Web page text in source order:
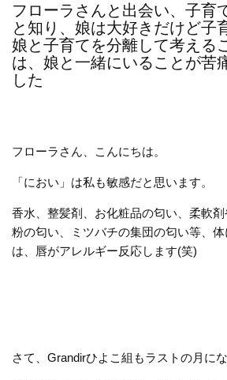
フローラさんと出会い、子育
と知り、娘は大好きだけど子
娘と子育てを分離して考える
は、娘と一緒にいることが苦
した
フローラさん、こんにちは。
「におい」は私も敏感だと思います。
香水、整髪剤、お化粧品の匂い、柔軟
粉の匂い、ミツバチの集団の匂い等、
は、唇がアレルギー反応します(笑)
さて、Grandirひよこ組もラストの月にな